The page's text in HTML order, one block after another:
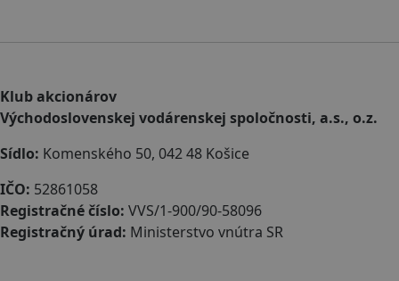
Klub akcionárov
Východoslovenskej vodárenskej spoločnosti, a.s., o.z.
Sídlo: Komenského 50, 042 48 Košice
IČO: 52861058
Registračné číslo: VVS/1-900/90-58096
Registračný úrad: Ministerstvo vnútra SR